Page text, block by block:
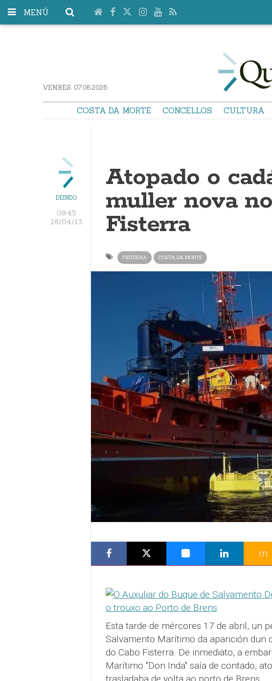
MENÚ
VENRES. 07.08.2026
COSTA DA MORTE CONCELLOS CULTURA
DEINDO
09:45
18/04/13
Atopado o
muller nova
Fisterra
FISTERRA COSTA DA MORTE
m
Esta tarde de mércores 17 de abril, un
Salvamento Marítimo da aparición dun
do Cabo Fisterra. De inmediato, a
Marítimo "Don Inda" saía de contado,
trasladaba de volta ao porto de Brens.